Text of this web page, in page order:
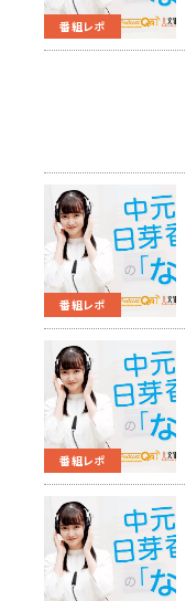
番組レポ
番組レポ
番組レポ